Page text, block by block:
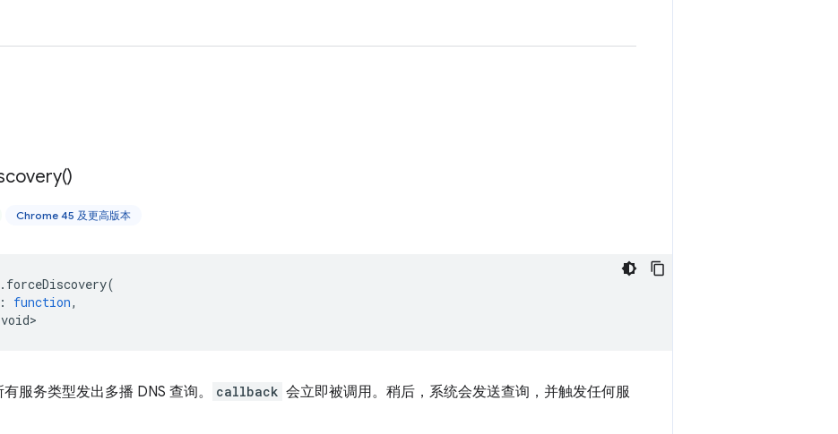
)
Chrome 45 及更高版本
. forceDiscovery(
: function,
服务类型发出多播 DNS 查询。 callback 会立即被调用。稍后，系统会发送查询，并触发任何服